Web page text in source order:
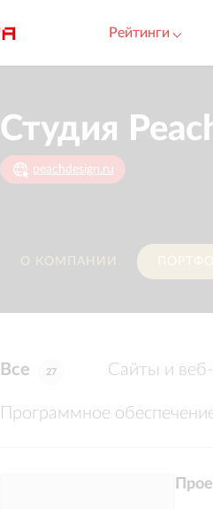
Рейтинги
Студия
peachdesign.ru
О КОМПАНИИ
Все 27 Сайты и
Программное